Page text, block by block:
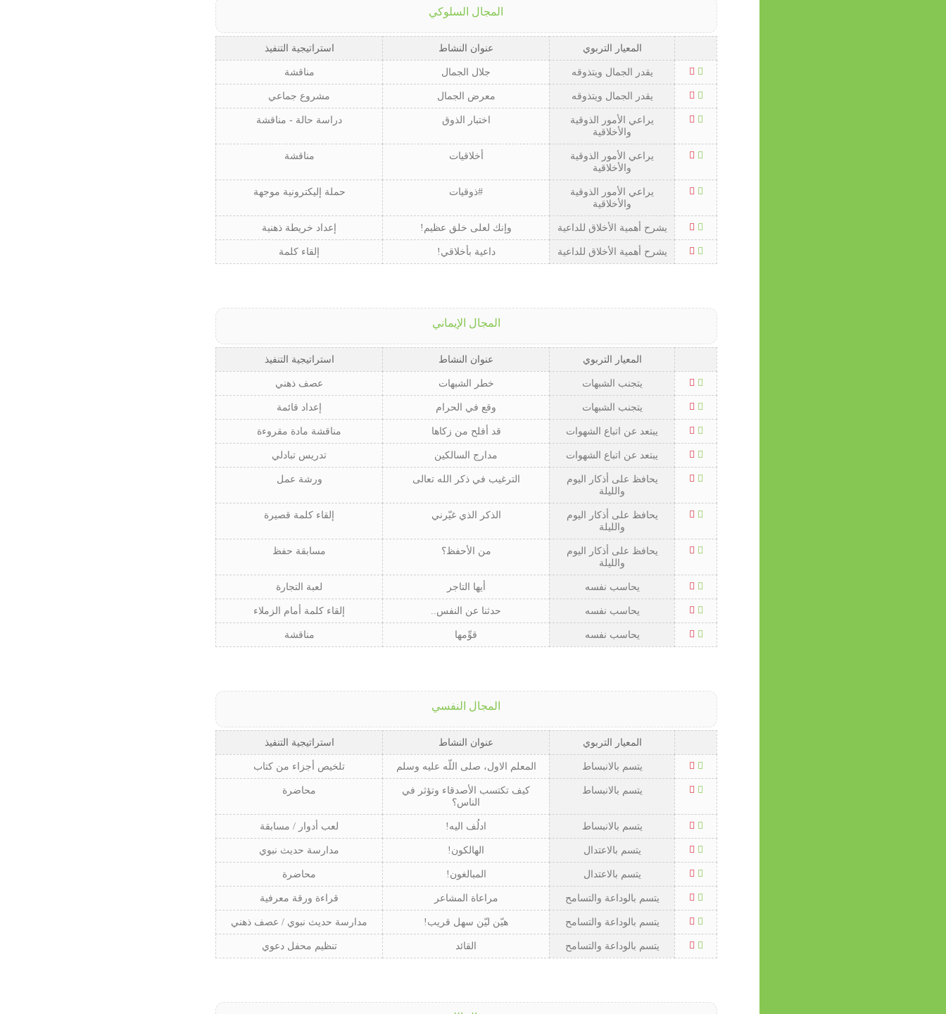
المجال السلوكي
المعيار التربوي عنوان النشاط استراتيجية التنفيذ
يقدر الجمال ويتذوقه جلال الجمال مناقشة
يقدر الجمال ويتذوقه معرض الجمال مشروع جماعي
يراعي الأمور الذوقية
والأخلاقية
اختبار الذوق دراسة حالة - مناقشة
يراعي الأمور الذوقية
والأخلاقية
أخلاقيات مناقشة
يراعي الأمور الذوقية
والأخلاقية
#ذوقيات حملة إليكترونية موجهة
يشرح أهمية الأخلاق للداعية وإنك لعلى خلق عظيم! إعداد خريطة ذهنية
يشرح أهمية الأخلاق للداعية داعية بأخلاقي! إلقاء كلمة
المجال الإيماني
المعيار التربوي عنوان النشاط استراتيجية التنفيذ
يتجنب الشبهات خطر الشبهات عصف ذهني
يتجنب الشبهات وقع في الحرام إعداد قائمة
يبتعد عن اتباع الشهوات قد أفلح من زكاها مناقشة مادة مقروءة
يبتعد عن اتباع الشهوات مدارج السالكين تدريس تبادلي
يحافظ على أذكار اليوم
والليلة
الترغيب في ذكر الله تعالى ورشة عمل
يحافظ على أذكار اليوم
والليلة
الذكر الذي غيّرني إلقاء كلمة قصيرة
يحافظ على أذكار اليوم
والليلة
من الأحفظ؟ مسابقة حفظ
يحاسب نفسه أيها التاجر لعبة التجارة
يحاسب نفسه حدثنا عن النفس.. إلقاء كلمة أمام الزملاء
يحاسب نفسه قوِّمها مناقشة
المجال النفسي
المعيار التربوي عنوان النشاط استراتيجية التنفيذ
يتسم بالانبساط المعلم الاول، صلى اللّه عليه وسلم تلخيص أجزاء من كتاب
يتسم بالانبساط
كيف تكتسب الأصدقاء وتؤثر في
الناس؟
محاضرة
يتسم بالانبساط ادلُف اليه! لعب أدوار / مسابقة
يتسم بالاعتدال الهالكون! مدارسة حديث نبوي
يتسم بالاعتدال المبالغون! محاضرة
يتسم بالوداعة والتسامح مراعاة المشاعر قراءة ورقة معرفية
يتسم بالوداعة والتسامح هيّن ليّن سهل قريب! مدارسة حديث نبوي / عصف ذهني
يتسم بالوداعة والتسامح القائد تنظيم محفل دعوي